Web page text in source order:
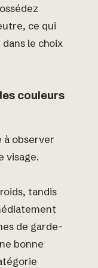
ce qui
le choix
couleurs
à observer
visage.
tandis
de garde-
bonne